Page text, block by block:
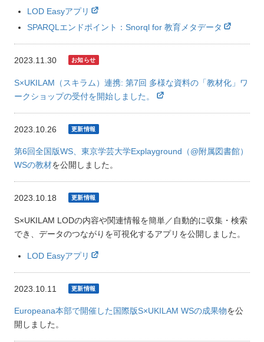
LOD Easyアプリ
SPARQLエンドポイント：Snorql for 教育メタデータ
2023.11.30
S×UKILAM（スキラム）連携: 第7回 多様な資料の「教材化」ワ
ークショップの受付を開始しました。
2023.10.26
第6回全国版WS、東京学芸大学Explayground（@附属図書館）
WSの教材を公開しました。
2023.10.18
S×UKILAM LODの内容や関連情報を簡単／自動的に収集・検索
でき、データのつながりを可視化するアプリを公開しました。
LOD Easyアプリ
2023.10.11
Europeana本部で開催した国際版S×UKILAM WSの成果物を公
開しました。